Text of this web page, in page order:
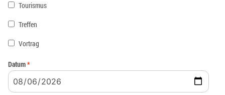
Tourismus
Treffen
Vortrag
Datum*